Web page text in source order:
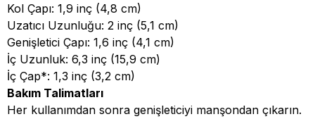
Kol Çapı: 1,9 inç (4,8 cm)
Uzatıcı Uzunluğu: 2 inç (5,1 cm)
Genişletici Çapı: 1,6 inç (4,1 cm)
İç Uzunluk: 6,3 inç (15,9 cm)
İç Çap*: 1,3 inç (3,2 cm)
Bakım Talimatları
Her kullanımdan sonra genişleticiyi manşondan çıkarın.